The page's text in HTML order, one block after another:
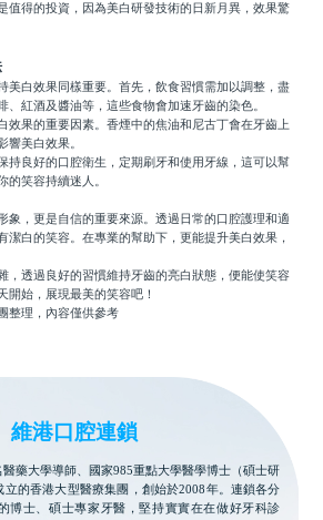
值得的投資，因為美白研發技術的日新月異，效果驚
白效果同樣重要。首先，飲食習慣需加以調整，盡
、紅酒及醬油等，這些食物會加速牙齒的染色。
果的重要因素。香煙中的焦油和尼古丁會在牙齒上
響美白效果。
良好的口腔衛生，定期刷牙和使用牙線，這可以幫
的笑容持續迷人。
，更是自信的重要來源。透過日常的口腔護理和適
潔白的笑容。在專業的幫助下，更能提升美白效果，
透過良好的習慣維持牙齒的亮白狀態，便能使笑容
開始，展現最美的笑容吧！
理，內容僅供參考
維港口腔連鎖
藥大學導師、國家985重點大學醫學博士（碩士研
立的香港大型醫療集團，創始於2008年。連鎖各分
博士、碩士專家牙醫，堅持實實在在做好牙科診